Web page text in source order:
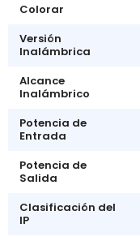
Colorar
Versión
Inalámbrica
Alcance
Inalámbrico
Potencia de
Entrada
Potencia de
Salida
Clasificación del
IP